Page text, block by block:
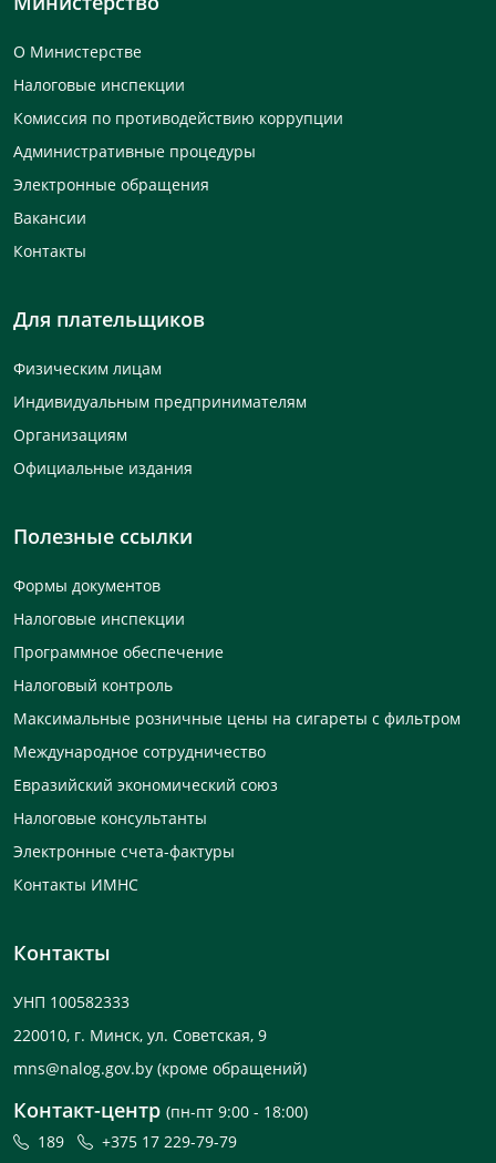
О Министерстве
Налоговые инспекции
Комиссия по противодействию коррупции
Административные процедуры
Электронные обращения
Вакансии
Контакты
Для плательщиков
Физическим лицам
Индивидуальным предпринимателям
Организациям
Официальные издания
Полезные ссылки
Формы документов
Налоговые инспекции
Программное обеспечение
Налоговый контроль
Максимальные розничные цены на сигареты с фильтром
Международное сотрудничество
Евразийский экономический союз
Налоговые консультанты
Электронные счета-фактуры
Контакты ИМНС
Контакты
УНП 100582333
220010, г. Минск, ул. Советская, 9
mns@nalog.gov.by (кроме обращений)
Контакт-центр (пн-пт 9:00 - 18:00)
189
+375 17 229-79-79